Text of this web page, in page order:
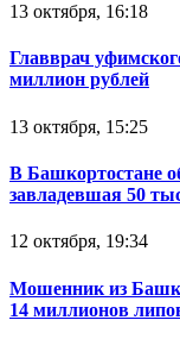
13 октября, 16:18
Главврач
миллион рублей
13 октября, 15:25
В Башкортостане
завладевшая 50
12 октября, 19:34
Мошенник из
14 миллионов